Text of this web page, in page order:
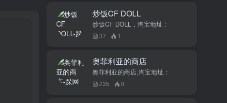
炒饭CF DOLL
炒饭CF DOLL，淘宝地址：
37 1
奥菲利亚的商店
奥菲利亚的商店,淘宝地址：
235 0